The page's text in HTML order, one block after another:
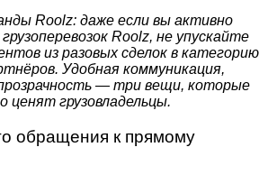
Roolz: даже если вы активно
Roolz, не упускайте
из разовых сделок в категорию
Удобная коммуникация,
— три вещи, которые
ценят грузовладельцы.
обращения к прямому